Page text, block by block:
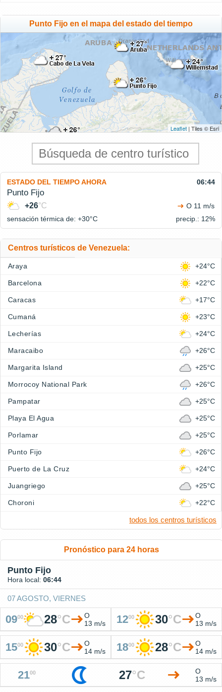
Punto Fijo en el mapa del estado del tiempo
Leaflet | Tiles © Esri
ESTADO DEL TIEMPO AHORA 06:44
Punto Fijo
+26°C
O 11 m/s
sensación térmica de: +30°C precip.: 12%
Centros turísticos de Venezuela:
Araya +24°C
Barcelona +22°C
Caracas +17°C
Cumaná +23°C
Lecherías +24°C
Maracaibo +26°C
Margarita Island +25°C
Morrocoy National Park +26°C
Pampatar +25°C
Playa El Agua +25°C
Porlamar +25°C
Punto Fijo +26°C
Puerto de La Cruz +24°C
Juangriego +25°C
Choroni +22°C
todos los centros turísticos
Pronóstico para 24 horas
Punto Fijo
Hora local: 06:44
07 AGOSTO, VIERNES
0900 28°C
O
13 m/s
1200 30°C
O
13 m/s
1500 30°C
O
14 m/s
1800 28°C
O
14 m/s
2100 27°C
O
13 m/s